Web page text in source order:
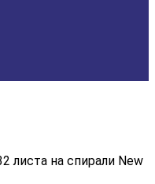
листа на спирали New